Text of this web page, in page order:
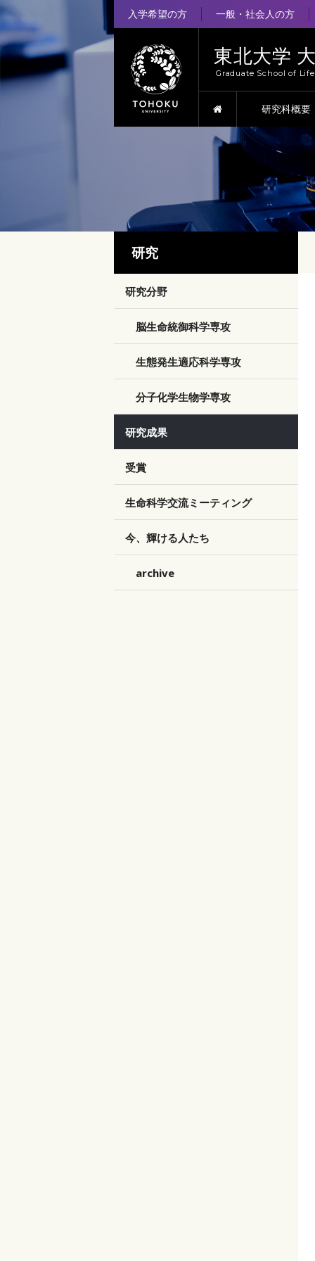
入学希望の方 一般・社会人の方
東北大学
Graduate School of
HOME研究科概要
研究
研究分野
脳生命統御科学専攻
生態発生適応科学専攻
分子化学生物学専攻
研究成果
受賞
生命科学交流ミーティング
今、輝ける人たち
archive